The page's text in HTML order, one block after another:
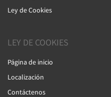
Ley de Cookies
LEY DE COOKIES
Página de inicio
Localización
Contáctenos